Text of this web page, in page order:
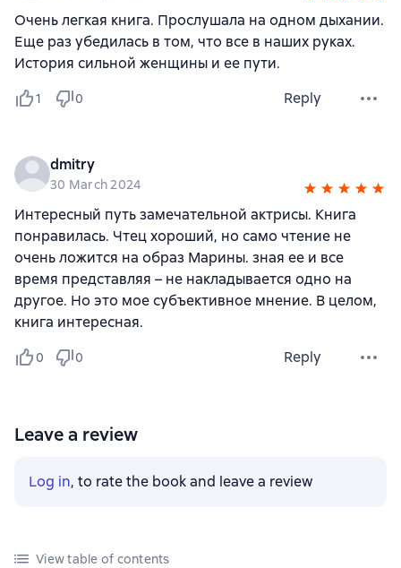
Очень легкая книга. Прослушала на одном дыхании.
Еще раз убедилась в том, что все в наших руках.
История сильной женщины и ее пути.
1 0 Reply
dmitry
30 March 2024
Интересный путь замечательной актрисы. Книга
понравилась. Чтец хороший, но само чтение не
очень ложится на образ Марины. зная ее и все
время представляя – не накладывается одно на
другое. Но это мое субъективное мнение. В целом,
книга интересная.
0 0 Reply
Leave a review
Log in, to rate the book and leave a review
View table of contents